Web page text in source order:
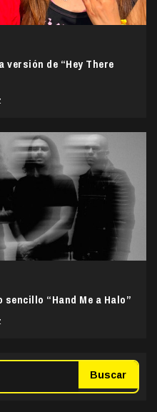
versión de “Hey There
“Hand Me a Halo”
Buscar